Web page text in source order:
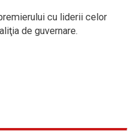
cu liderii celor
de guvernare.